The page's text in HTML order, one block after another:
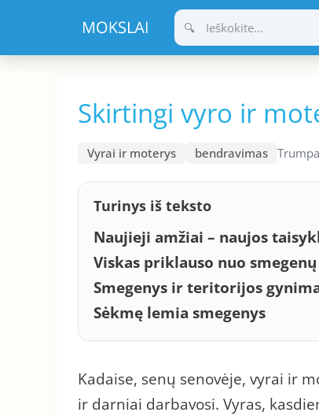
turinio
Skirtingi vyro ir
Vyrai ir moterys bendravimas
Turinys iš teksto
Naujieji amžiai – naujos
Viskas priklauso nuo smegenų
Smegenys ir teritorijos
Sėkmę lemia smegenys
Kadaise, senų senovėje, vyrai ir
ir darniai darbavosi. Vyras,